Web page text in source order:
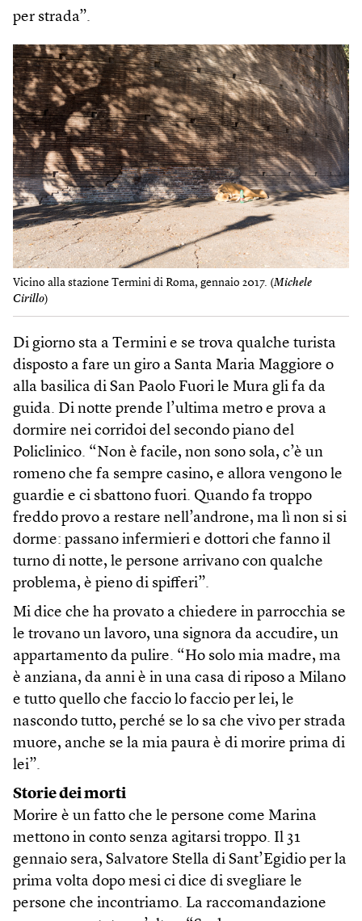
per strada”.
Vicino alla stazione Termini di Roma, gennaio 2017. (Michele
Cirillo)
Di giorno sta a Termini e se trova qualche turista
disposto a fare un giro a Santa Maria Maggiore o
alla basilica di San Paolo Fuori le Mura gli fa da
guida. Di notte prende l’ultima metro e prova a
dormire nei corridoi del secondo piano del
Policlinico. “Non è facile, non sono sola, c’è un
romeno che fa sempre casino, e allora vengono le
guardie e ci sbattono fuori. Quando fa troppo
freddo provo a restare nell’androne, ma lì non si si
dorme: passano infermieri e dottori che fanno il
turno di notte, le persone arrivano con qualche
problema, è pieno di spifferi”.
Mi dice che ha provato a chiedere in parrocchia se
le trovano un lavoro, una signora da accudire, un
appartamento da pulire. “Ho solo mia madre, ma
è anziana, da anni è in una casa di riposo a Milano
e tutto quello che faccio lo faccio per lei, le
nascondo tutto, perché se lo sa che vivo per strada
muore, anche se la mia paura è di morire prima di
lei”.
Storie dei morti
Morire è un fatto che le persone come Marina
mettono in conto senza agitarsi troppo. Il 31
gennaio sera, Salvatore Stella di Sant’Egidio per la
prima volta dopo mesi ci dice di svegliare le
persone che incontriamo. La raccomandazione